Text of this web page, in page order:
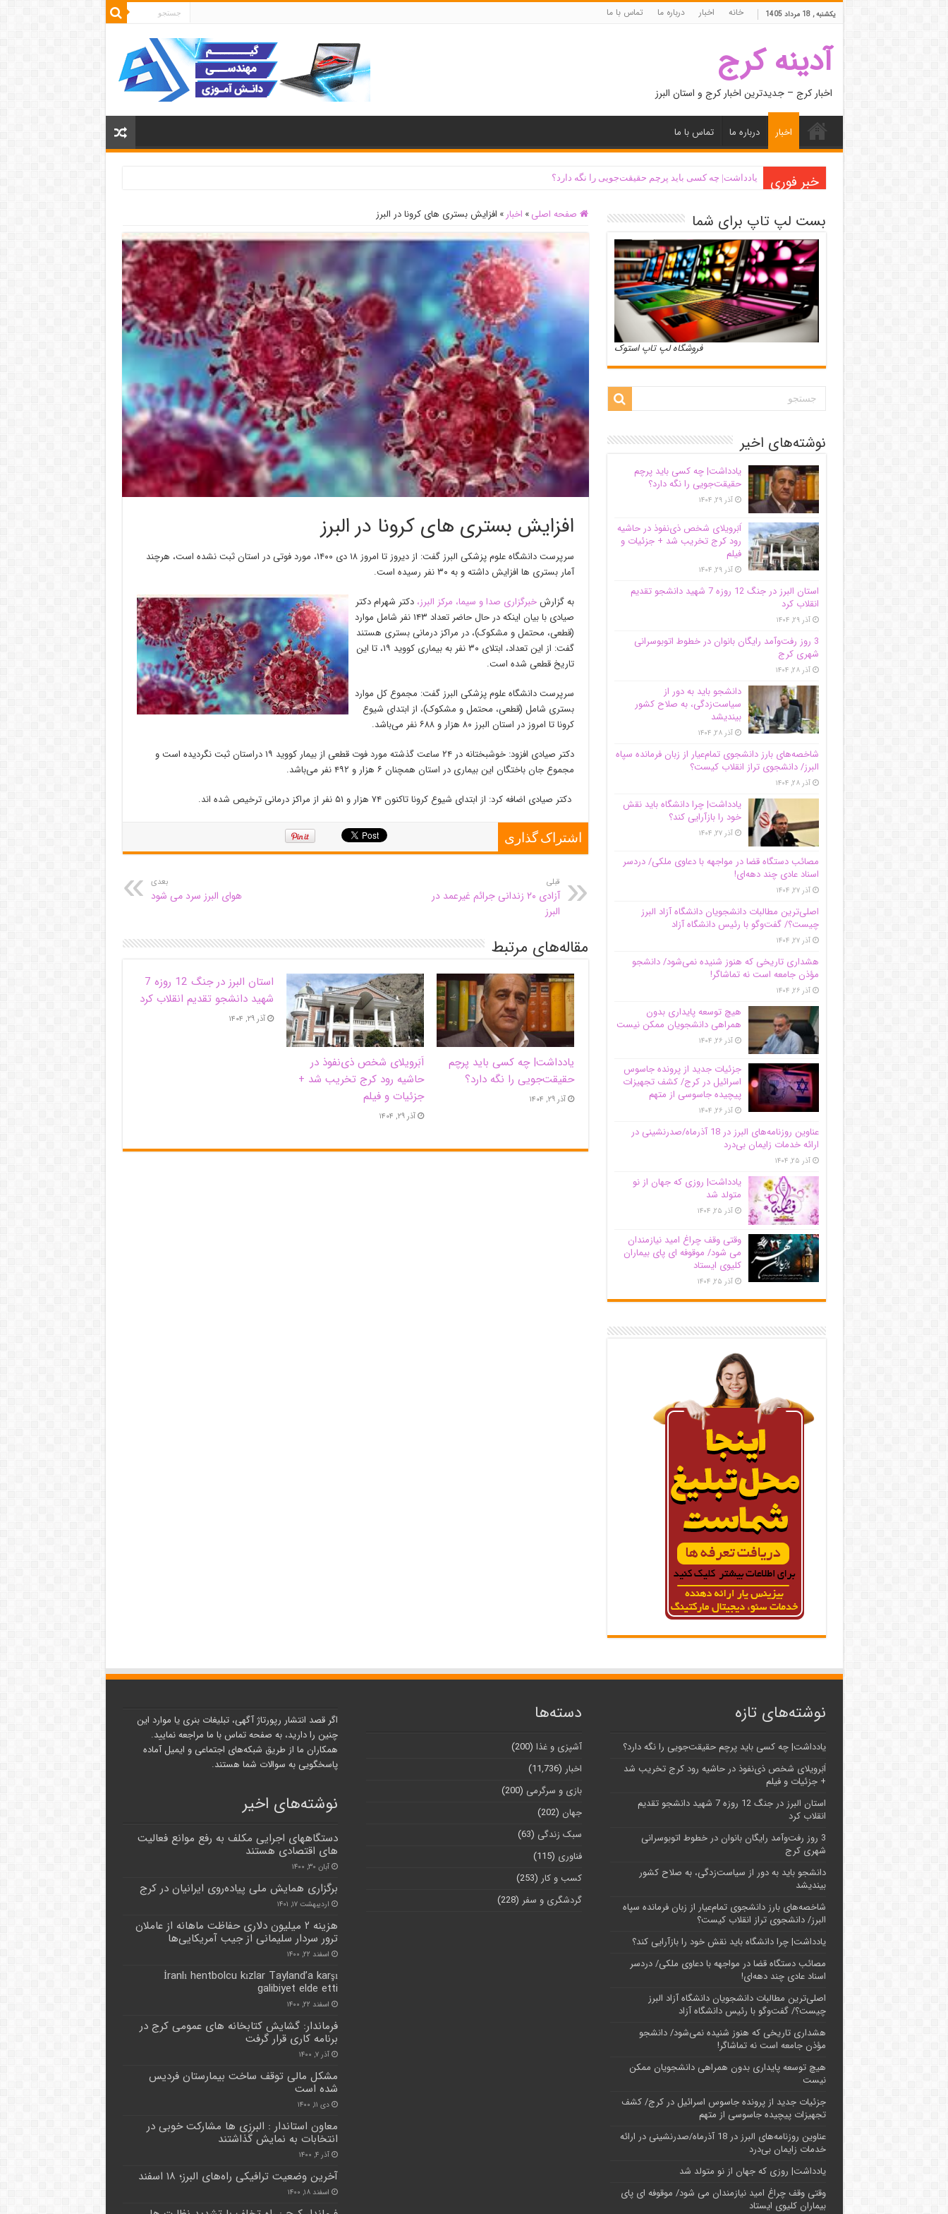
یکشنبه , 18 مرداد 1405 خانه اخبار درباره ما تماس با ما
آدینه کرج
اخبار کرج – جدیدترین اخبار کرج و استان البرز
اخبار درباره ما تماس با ما
خبر فوری یادداشت| ‌چه کسی باید پرچم حقیقت‌جویی را نگه دارد؟
صفحه اصلی » اخبار » افزایش بستری های کرونا در البرز
افزایش بستری های کرونا در البرز
سرپرست دانشگاه علوم پزشکی البرز گفت: از دیروز تا امروز ۱۸ دی ۱۴۰۰، مورد فوتی در استان ثبت نشده است، هرچند
آمار بستری ها افزایش داشته و به ۳۰ نفر رسیده است.
به گزارشخبرگزاری صدا و سیما، مرکز البرز، دکتر شهرام دکتر
صیادی با بیان اینکه در حال حاضر تعداد ۱۴۳ نفر شامل موارد
(قطعی، محتمل و مشکوک)، در مراکز درمانی بستری هستند
گفت: از این تعداد، ابتلای ۳۰ نفر به بیماری کووید ۱۹، تا این
تاریخ قطعی شده است.
سرپرست دانشگاه علوم پزشکی البرز گفت: مجموع کل موارد
بستری شامل (قطعی، محتمل و مشکوک)، از ابتدای شیوع
کرونا تا امروز در استان البرز ۸۰ هزار و ۶۸۸ نفر می‌باشد.
دکتر صیادی افزود: خوشبختانه در ۲۴ ساعت گذشته مورد فوت قطعی از بیمار کووید ۱۹ دراستان ثبت نگردیده است و
مجموع جان باختگان این بیماری در استان همچنان ۶ هزار و ۴۹۲ نفر می‌باشد.
دکتر صیادی اضافه کرد: از ابتدای شیوع کرونا تاکنون ۷۴ هزار و ۵۱ نفر از مراکز درمانی ترخیص شده اند.
اشتراک گذاری
قبلی
آزادی ۲۰ زندانی جرائم غیرعمد در
البرز
بعدی
هوای البرز سرد می شود
مقاله‌های مرتبط
یادداشت| ‌چه کسی باید پرچم
حقیقت‌جویی را نگه دارد؟
آذر ۲۹, ۱۴۰۴
اَبَر‌ویلای شخص ذی‌نفوذ در
حاشیه‌ رود کرج تخریب شد +
جزئیات و فیلم
آذر ۲۹, ۱۴۰۴
استان البرز در جنگ 12 روزه 7
شهید دانشجو تقدیم انقلاب کرد
آذر ۲۹, ۱۴۰۴
بست لپ تاپ برای شما
فروشگاه لپ تاپ استوک
نوشته‌های اخیر
یادداشت| ‌چه کسی باید پرچم
حقیقت‌جویی را نگه دارد؟
آذر ۲۹, ۱۴۰۴
اَبَر‌ویلای شخص ذی‌نفوذ در حاشیه‌
رود کرج تخریب شد + جزئیات و
فیلم
آذر ۲۹, ۱۴۰۴
استان البرز در جنگ 12 روزه 7 شهید دانشجو تقدیم
انقلاب کرد
آذر ۲۹, ۱۴۰۴
3 روز رفت‌وآمد رایگان بانوان در خطوط اتوبوسرانی
شهری کرج
آذر ۲۸, ۱۴۰۴
دانشجو باید به دور از
سیاست‌زدگی، به صلاح کشور
بیندیشد
آذر ۲۸, ۱۴۰۴
شاخصه‌های بارز دانشجوی تمام‌عیار از زبان فرمانده سپاه
البرز/ دانشجوی تراز انقلاب کیست؟
آذر ۲۸, ۱۴۰۴
یادداشت| چرا دانشگاه باید نقش
خود را بازآرایی کند؟
آذر ۲۷, ۱۴۰۴
مصائب دستگاه قضا در مواجهه با دعاوی ملکی/ دردسر
اسناد عادی چند‌ دهه‌ای!
آذر ۲۷, ۱۴۰۴
اصلی‌ترین مطالبات دانشجویان دانشگاه آزاد البرز
چیست؟/ گفت‌وگو با رئیس دانشگاه آز‌اد
آذر ۲۷, ۱۴۰۴
هشداری تاریخی که هنوز شنیده نمی‌شود/ دانشجو
مؤذن جامعه است نه تماشاگر!
آذر ۲۶, ۱۴۰۴
هیچ توسعه پایداری بدون
همراهی دانشجویان ممکن نیست
آذر ۲۶, ۱۴۰۴
جزئیات جدید از پرونده جاسوس
اسرائیل در کرج/‌ کشف تجهیزات
پیچیده جاسوسی از متهم
آذر ۲۶, ۱۴۰۴
عناوین روزنامه‌های البرز در ‌18 آذرماه/صدرنشینی در
ارائه خدمات زایمان بی‌درد
آذر ۲۵, ۱۴۰۴
یادداشت| روزی که جهان از نو
متولد شد
آذر ۲۵, ۱۴۰۴
وقتی وقف چراغ امید نیازمندان
می شود/ موقوفه ای پای بیماران
کلیوی ایستاد
آذر ۲۵, ۱۴۰۴
نوشته‌های تازه
یادداشت| ‌چه کسی باید پرچم حقیقت‌جویی را نگه دارد؟
اَبَر‌ویلای شخص ذی‌نفوذ در حاشیه‌ رود کرج تخریب شد
+ جزئیات و فیلم
استان البرز در جنگ 12 روزه 7 شهید دانشجو تقدیم
انقلاب کرد
3 روز رفت‌وآمد رایگان بانوان در خطوط اتوبوسرانی
شهری کرج
دانشجو باید به دور از سیاست‌زدگی، به صلاح کشور
بیندیشد
شاخصه‌های بارز دانشجوی تمام‌عیار از زبان فرمانده سپاه
البرز/ دانشجوی تراز انقلاب کیست؟
یادداشت| چرا دانشگاه باید نقش خود را بازآرایی کند؟
مصائب دستگاه قضا در مواجهه با دعاوی ملکی/ دردسر
اسناد عادی چند‌ دهه‌ای!
اصلی‌ترین مطالبات دانشجویان دانشگاه آزاد البرز
چیست؟/ گفت‌وگو با رئیس دانشگاه آز‌اد
هشداری تاریخی که هنوز شنیده نمی‌شود/ دانشجو
مؤذن جامعه است نه تماشاگر!
هیچ توسعه پایداری بدون همراهی دانشجویان ممکن
نیست
جزئیات جدید از پرونده جاسوس اسرائیل در کرج/‌ کشف
تجهیزات پیچیده جاسوسی از متهم
عناوین روزنامه‌های البرز در ‌18 آذرماه/صدرنشینی در ارائه
خدمات زایمان بی‌درد
یادداشت| روزی که جهان از نو متولد شد
وقتی وقف چراغ امید نیازمندان می شود/ موقوفه ای پای
بیماران کلیوی ایستاد
دسته‌ها
آشپزی و غذا (200)
اخبار (11,736)
بازی و سرگرمی (200)
جهان (202)
سبک زندگی (63)
فناوری (115)
کسب و کار (253)
گردشگری و سفر (228)
اگر قصد انتشار رپورتاژ آگهی، تبلیغات بنری یا موارد این
چنین را دارید، به صفحه تماس با ما مراجعه نمایید.
همکاران ما از طریق شبکه‌های اجتماعی و ایمیل آماده
پاسخگویی به سوالات شما هستند.
نوشته‌های اخیر
دستگاههای اجرایی مکلف به رفع موانع فعالیت
های اقتصادی هستند
آبان ۳۰, ۱۴۰۰
برگزاری همایش ملی پیاده‌روی ایرانیان در کرج
اردیبهشت ۱۷, ۱۴۰۱
هزینه ۲ میلیون دلاری حفاظت ماهانه از عاملان
ترور سردار سلیمانی از جیب آمریکایی‌ها
اسفند ۲۲, ۱۴۰۰
İranlı hentbolcu kızlar Tayland’a karşı
galibiyet elde etti
اسفند ۲۲, ۱۴۰۰
فرماندار: گشایش کتابخانه های عمومی کرج در
برنامه کاری قرار گرفت
آذر ۷, ۱۴۰۰
مشکل مالی توقف ساخت بیمارستان فردیس
شده است
دی ۱۱, ۱۴۰۰
معاون استاندار : البرزی ها مشارکت خوبی در
انتخابات به نمایش گذاشتند
آذر ۴, ۱۴۰۰
آخرین وضعیت ترافیکی راه‌های البرز؛ ۱۸ اسفند
اسفند ۱۸, ۱۴۰۰